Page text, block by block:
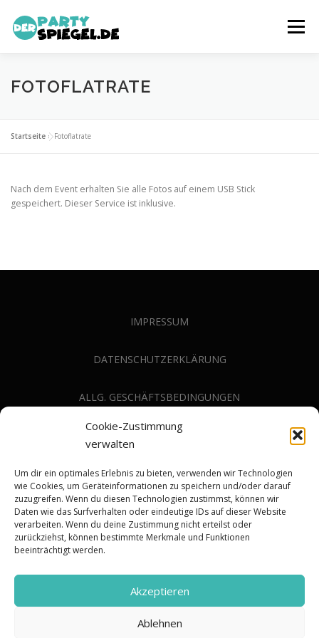
Cookie-Zustimmung
verwalten
Um dir ein optimales Erlebnis zu bieten, verwenden wir Technologien
wie Cookies, um Geräteinformationen zu speichern und/oder darauf
zuzugreifen. Wenn du diesen Technologien zustimmst, können wir
Daten wie das Surfverhalten oder eindeutige IDs auf dieser Website
verarbeiten. Wenn du deine Zustimmung nicht erteilst oder
zurückziehst, können bestimmte Merkmale und Funktionen
beeinträchtigt werden.
Akzeptieren
Ablehnen
Inhalt
springen
Menü
FEATURES DER PARTYSPIEGEL
KONTAKT
FOTOFLATRATE
Startseite »Fotoflatrate
Nach dem Event erhalten Sie alle Fotos auf einem USB Stick
gespeichert. Dieser Service ist inklusive.
IMPRESSUM
DATENSCHUTZERKLÄRUNG
ALLG. GESCHÄFTSBEDINGUNGEN
COOKIE RICHTLINIE (EU)
BLEIBE AUF DEM LAUFENDEN